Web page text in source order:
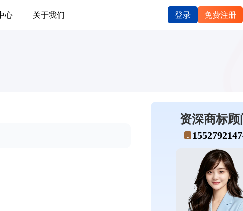
心 关于我们 登录 免费注册
资深商标